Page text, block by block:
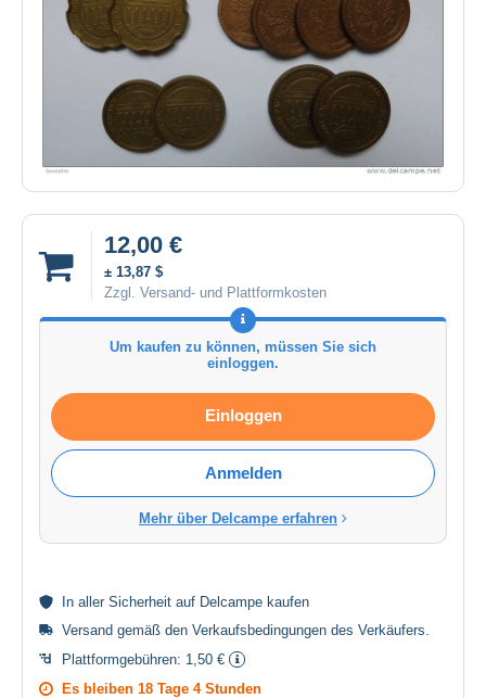
12,00 €
± 13,87 $
Zzgl. Versand- und Plattformkosten
Um kaufen zu können, müssen Sie sich
einloggen.
Einloggen
Anmelden
Mehr über Delcampe erfahren
In aller Sicherheit auf Delcampe kaufen
Versand gemäß den Verkaufsbedingungen des Verkäufers
Plattformgebühren: 1,50 €
Es bleiben 18 Tage 4 Stunden